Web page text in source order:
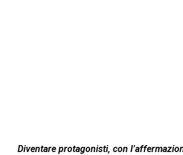
Diventare protagonisti, con